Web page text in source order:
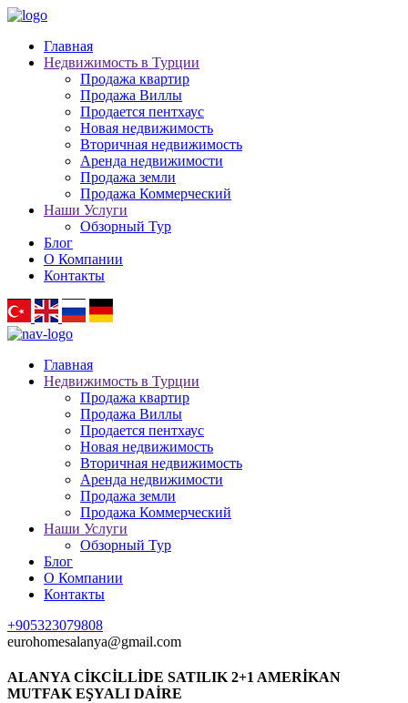
Главная
Недвижимость в Турции
Продажа квартир
Продажа Виллы
Продается пентхаус
Новая недвижимость
Вторичная недвижимость
Аренда недвижимости
Продажа земли
Продажа Коммерческий
Наши Услуги
Обзорный Тур
Блог
О Компании
Контакты
Главная
Недвижимость в Турции
Продажа квартир
Продажа Виллы
Продается пентхаус
Новая недвижимость
Вторичная недвижимость
Аренда недвижимости
Продажа земли
Продажа Коммерческий
Наши Услуги
Обзорный Тур
Блог
О Компании
Контакты
+905323079808
eurohomesalanya@gmail.com
ALANYA CİKCİLLİDE SATILIK 2+1 AMERİKAN
MUTFAK EŞYALI DAİRE